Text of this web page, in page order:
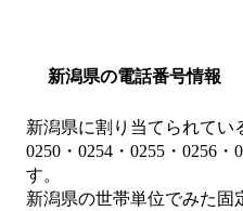
新潟県の電話番号情報
新潟県に割り当てられてい
0250・0254・0255・0256・
す。
新潟県の世帯単位でみた固